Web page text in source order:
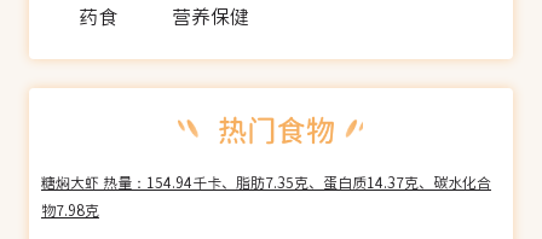
药食 营养保健
糖焖大虾 热量：154.94千卡、脂肪7.35克、蛋白质14.37克、碳水化合
物7.98克